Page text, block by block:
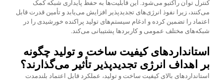
کنترل توان راکتیو می‌شود. این قابلیت‌ها به حفظ پایداری شبکه کمک
می‌کنند، زیرا نفوذ انرژی‌های تجدیدپذیر افزایش می‌یابد و تأمین قدرت قابل
اعتماد را تضمین کرده و ادغام سیستم‌های تولید پراکنده خورشیدی را در
شبکه‌های مختلف عمومی و کاربردها پشتیبانی می‌کند.
استانداردهای کیفیت ساخت و تولید چگونه
بر اهداف انرژی تجدیدپذیر تأثیر می‌گذارند؟
استانداردهای بالای کیفیت ساخت و تولید، عملکرد قابل اعتماد بلندمدت